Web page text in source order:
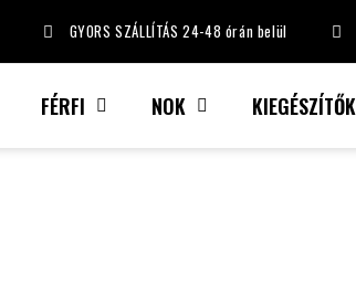
GYORS SZÁLLÍTÁS 24-48 órán belül
FÉRFI NOK KIEGÉSZÍTŐK